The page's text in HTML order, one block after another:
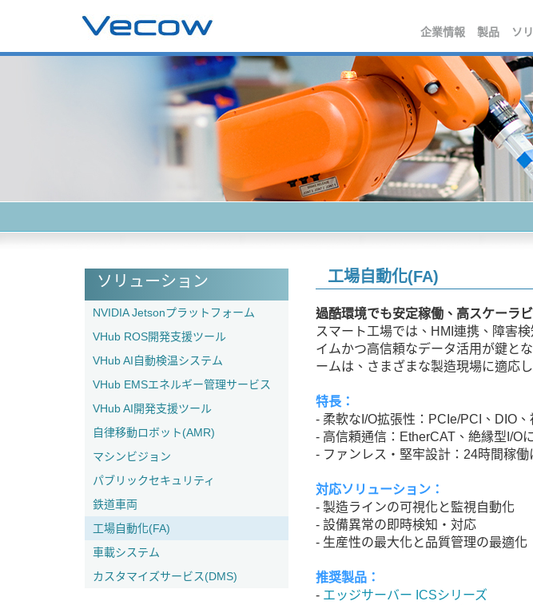
企業情報 製品 ソ
ソリューション
NVIDIA Jetsonプラットフォーム
VHub ROS開発支援ツール
VHub AI自動検温システム
VHub EMSエネルギー管理サービス
VHub AI開発支援ツール
自律移動ロボット(AMR)
マシンビジョン
パブリックセキュリティ
鉄道車両
工場自動化(FA)
車載システム
カスタマイズサービス(DMS)
工場自動化(FA)
過酷環境でも安定稼働、高スケーラ
スマート工場では、HMI連携、障害
イムかつ高信頼なデータ活用が鍵と
ームは、さまざまな製造現場に適応
特長：
- 柔軟なI/O拡張性：PCIe/PCI、DIO
- 高信頼通信：EtherCAT、絶縁型I/O
- ファンレス・堅牢設計：24時間稼働
対応ソリューション：
- 製造ラインの可視化と監視自動化
- 設備異常の即時検知・対応
- 生産性の最大化と品質管理の最適化
推奨製品：
- エッジサーバー ICSシリーズ